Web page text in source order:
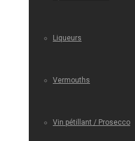
Liqueurs
Vermouths
Vin pétillant / Prosecco